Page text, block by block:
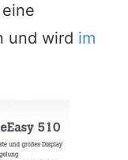
und wird im